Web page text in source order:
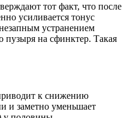
тот факт, что после
усиливается тонус
устранением
пузыря на сфинктер. Такая
к снижению
и заметно уменьшает